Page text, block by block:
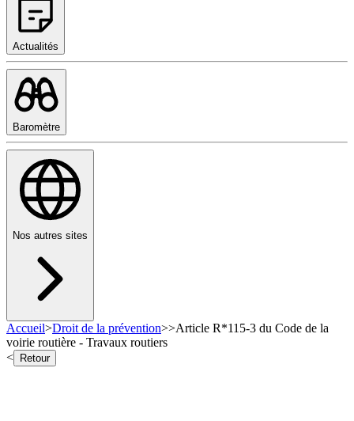
Actualités
Baromètre
Nos autres sites
Accueil>Droit de la prévention>>Article R*115-3 du Code de la
voirie routière - Travaux routiers
<
Retour